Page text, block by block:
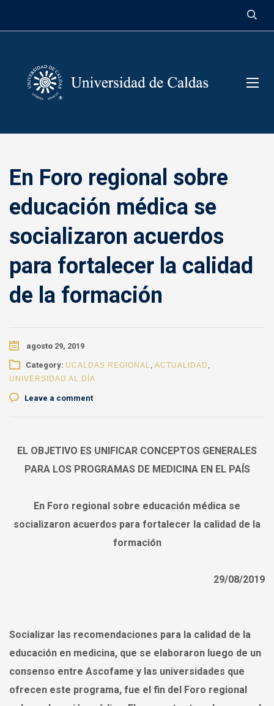
En Foro regional sobre
educación médica se
socializaron acuerdos
para fortalecer la calidad
de la formación
agosto 29, 2019
Category: UCALDAS REGIONAL, ACTUALIDAD ,
UNIVERSIDAD AL DÍA
Leave a comment
EL OBJETIVO ES UNIFICAR CONCEPTOS GENERALES
PARA LOS PROGRAMAS DE MEDICINA EN EL PAÍS
En Foro regional sobre educación médica se
socializaron acuerdos para fortalecer la calidad de la
formación
29/08/2019
Socializar las recomendaciones para la calidad de la
educación en medicina, que se elaboraron luego de un
consenso entre Ascofame y las universidades que
ofrecen este programa, fue el fin del Foro regional